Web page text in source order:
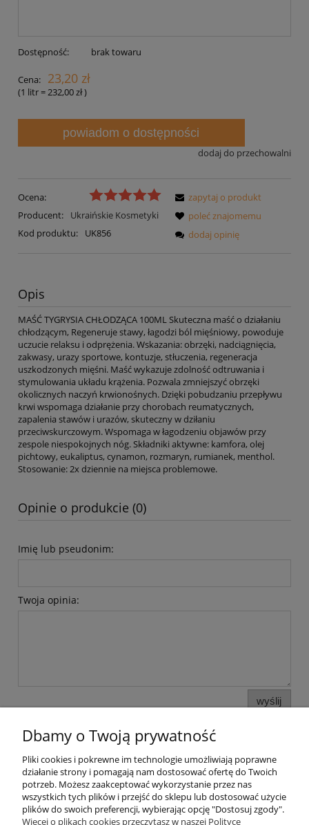
Dostępność: brak towaru
Cena: 23,20 zł
(1 litr=232,00 zł)
powiadom o dostępności
dodaj do przechowalni
Ocena:
Producent:
Ukraińskie Kosmetyki
Kod produktu:
UK856
zapytaj o produkt
poleć znajomemu
dodaj opinię
Opis
MAŚĆ TYGRYSIA CHŁODZĄCA 100ML Skuteczna maść o działaniu
chłodzącym, Regeneruje stawy, łagodzi ból mięśniowy, powoduje
uczucie relaksu i odprężenia. Wskazania: obrzęki, nadciągnięcia,
zakwasy, urazy sportowe, kontuzje, stłuczenia, regeneracja
uszkodzonych mięśni. Maść wykazuje zdolność odtruwania i
stymulowania układu krążenia. Pozwala zmniejszyć obrzęki
okolicznych naczyń krwionośnych. Dzięki pobudzaniu przepływu
krwi wspomaga działanie przy chorobach reumatycznych,
zapalenia stawów i urazów, skuteczny w dziłaniu
przeciwskurczowym. Wspomaga w łagodzeniu objawów przy
zespole niespokojnych nóg. Składniki aktywne: kamfora, olej
pichtowy, eukaliptus, cynamon, rozmaryn, rumianek, menthol.
Stosowanie: 2x dziennie na miejsca problemowe.
Opinie o produkcie (0)
Imię lub pseudonim:
Twoja opinia:
wyślij
Pomoc
Moje konto
Dbamy o Twoją prywatność
Pliki cookies i pokrewne im technologie umożliwiają poprawne
działanie strony i pomagają nam dostosować ofertę do Twoich
potrzeb. Możesz zaakceptować wykorzystanie przez nas
wszystkich tych plików i przejść do sklepu lub dostosować użycie
plików do swoich preferencji, wybierając opcję "Dostosuj zgody".
Więcej o plikach cookies przeczytasz w naszej Polityce